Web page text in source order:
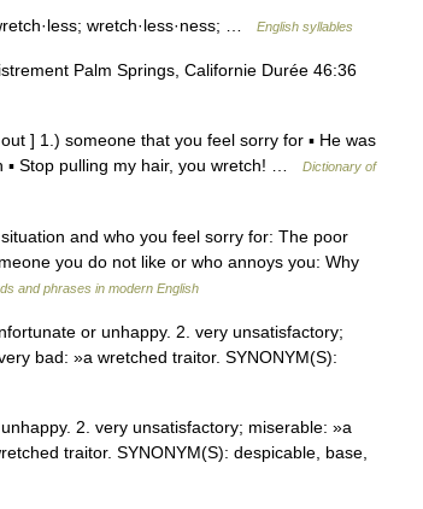
wretch·less·ness; … English syllables
Palm Springs, Californie Durée 46:36
] 1.) someone that you feel sorry for ▪ He was
▪ Stop pulling my hair, you wretch! …
Dictionary of
and who you feel sorry for: The poor
you do not like or who annoys you: Why
and phrases in modern English
or unhappy. 2. very unsatisfactory;
bad: »a wretched traitor. SYNONYM(S):
2. very unsatisfactory; miserable: »a
traitor. SYNONYM(S): despicable, base,